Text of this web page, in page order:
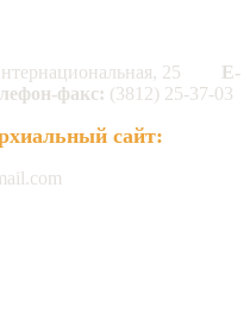
25
E-
факс: (3812) 25-37-03
сайт: